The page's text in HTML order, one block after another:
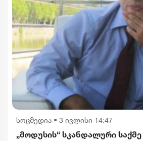
სოცმედია • 3 ივლისი 14:47
„მოდუსის“ სკანდალური